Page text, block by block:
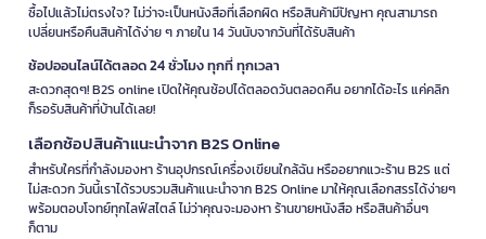
ซื้อไปแล้วไม่ตรงใจ? ไม่ว่าจะเป็นหนังสือที่เลือกผิด หรือสินค้ามีปัญหา คุณสามารถ
เปลี่ยนหรือคืนสินค้าได้ง่าย ๆ ภายใน 14 วันนับจากวันที่ได้รับสินค้า
ช้อปออนไลน์ได้ตลอด 24 ชั่วโมง ทุกที่ ทุกเวลา
สะดวกสุดๆ! B2S online เปิดให้คุณช้อปได้ตลอดวันตลอดคืน อยากได้อะไร แค่คลิก
ก็รอรับสินค้าที่บ้านได้เลย!
เลือกช้อปสินค้าแนะนำจาก B2S Online
สำหรับใครที่กำลังมองหา ร้านอุปกรณ์เครื่องเขียนใกล้ฉัน หรืออยากแวะร้าน B2S แต่
ไม่สะดวก วันนี้เราได้รวบรวมสินค้าแนะนำจาก B2S Online มาให้คุณเลือกสรรได้ง่ายๆ
พร้อมตอบโจทย์ทุกไลฟ์สไตล์ ไม่ว่าคุณจะมองหา ร้านขายหนังสือ หรือสินค้าอื่นๆ
ก็ตาม